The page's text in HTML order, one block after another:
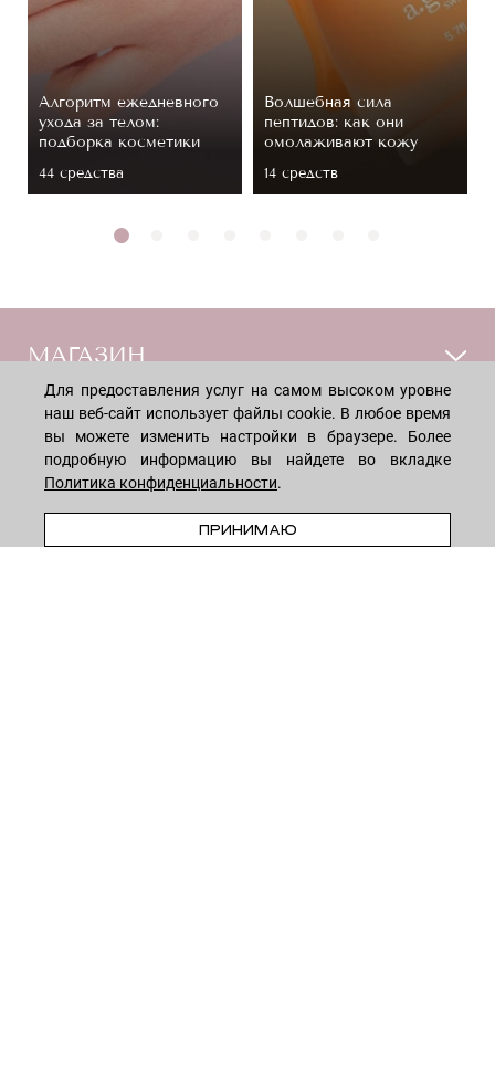
В КОРЗИНУ
Алгоритм ежедневного
ухода за телом:
подборка косметики
44 средствa
Волшебная сила
пептидов: как они
омолаживают кожу
14 средств
МАГАЗИН
Лицо
Мужчинам
Тело
ПОКУПАТЕЛЯМ
Способы оплаты
Доставка товара
Обмен и возврат
КОМПАНИЯ
О нас
Для предоставления услуг на самом высоком уровне
наш веб-сайт использует файлы cookie. В любое время
вы можете изменить настройки в браузере. Более
подробную информацию вы найдете во вкладке
Политика конфиденциальности.
ПРИНИМАЮ